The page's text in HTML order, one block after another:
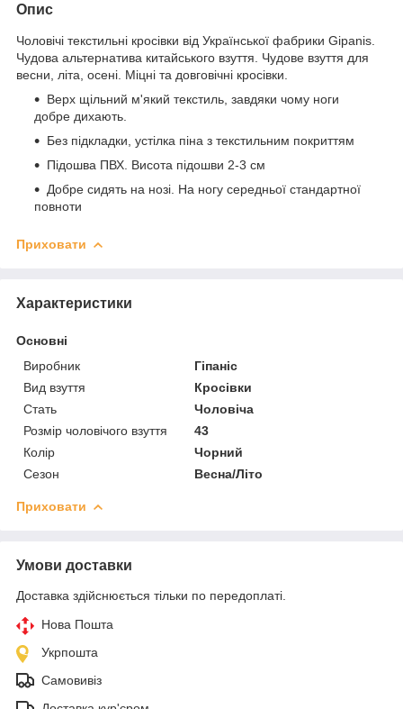
Опис
Чоловічі текстильні кросівки від Української фабрики Gipanis.
Чудова альтернатива китайського взуття. Чудове взуття для
весни, літа, осені. Міцні та довговічні кросівки.
Верх щільний м'який текстиль, завдяки чому ноги
добре дихають.
Без підкладки, устілка піна з текстильним покриттям
Підошва ПВХ. Висота підошви 2-3 см
Добре сидять на нозі. На ногу середньої стандартної
повноти
Приховати
Характеристики
Основні
Виробник
Гіпаніс
Вид взуття
Кросівки
Стать
Чоловіча
Розмір чоловічого взуття
43
Колір
Чорний
Сезон
Весна/Літо
Приховати
Умови доставки
Доставка здійснюється тільки по передоплаті.
Нова Пошта
Укрпошта
Самовивіз